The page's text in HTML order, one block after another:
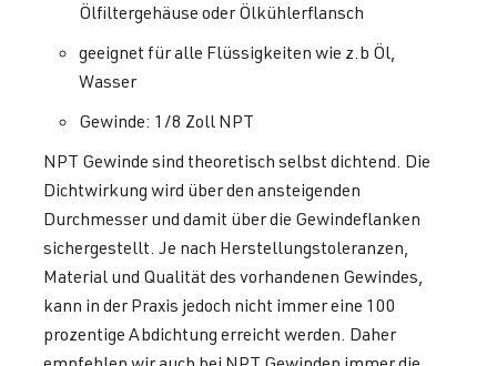
Ölfiltergehäuse oder Ölkühlerflansch
geeignet für alle Flüssigkeiten wie z.b Öl,
Wasser
Gewinde: 1/8 Zoll NPT
NPT Gewinde sind theoretisch selbst dichtend. Die
Dichtwirkung wird über den ansteigenden
Durchmesser und damit über die Gewindeflanken
sichergestellt. Je nach Herstellungstoleranzen,
Material und Qualität des vorhandenen Gewindes,
kann in der Praxis jedoch nicht immer eine 100
prozentige Abdichtung erreicht werden. Daher